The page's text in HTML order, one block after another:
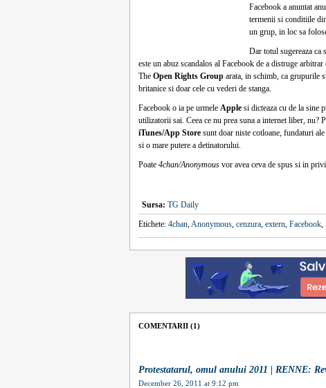
Facebook a anuntat
termenii si conditiile
un grup, in loc sa
Dar totul sugereaza ca
este un abuz scandalos al Facebook de a distruge
The Open Rights Group arata, in schimb, ca grupurile
britanice si doar cele cu vederi de stanga.
Facebook o ia pe urmele Apple si dicteaza cu de la sine
utilizatorii sai. Ceea ce nu prea suna a internet liber, nu?
iTunes/App Store sunt doar niste cotloane, fundaturi
si o mare putere a detinatorului.
Poate 4chan/Anonymous vor avea ceva de spus si in
Sursa: TG Daily
Etichete: 4chan,Anonymous, cenzura, extern, Facebook,
COMENTARII (1)
Protestatarul, omul anului 2011 | RENNE:
December 26, 2011 at 9:12 pm